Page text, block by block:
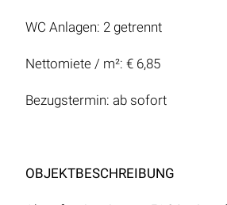
WC Anlagen: 2 getrennt
Nettomiete / m²: € 6,85
Bezugstermin: ab sofort
OBJEKTBESCHREIBUNG